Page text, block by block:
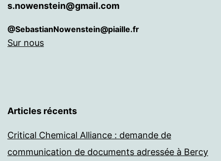
s.nowenstein@gmail.com
@SebastianNowenstein@piaille.fr
Sur nous
Articles récents
Critical Chemical Alliance : demande de
communication de documents adressée à Bercy